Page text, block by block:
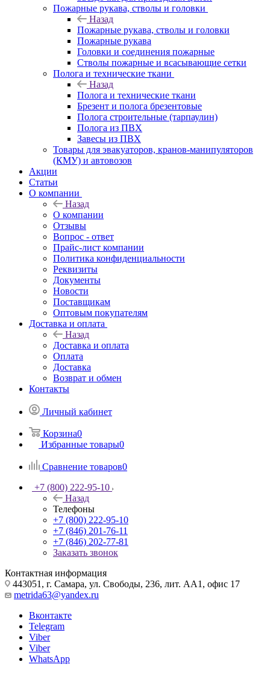
Пожарные рукава, стволы и головки
Назад
Пожарные рукава, стволы и головки
Пожарные рукава
Головки и соединения пожарные
Стволы пожарные и всасывающие сетки
Полога и технические ткани
Назад
Полога и технические ткани
Брезент и полога брезентовые
Полога строительные (тарпаулин)
Полога из ПВХ
Завесы из ПВХ
Товары для эвакуаторов, кранов-манипуляторов
(КМУ) и автовозов
Акции
Статьи
О компании
Назад
О компании
Отзывы
Вопрос - ответ
Прайс-лист компании
Политика конфиденциальности
Реквизиты
Документы
Новости
Поставщикам
Оптовым покупателям
Доставка и оплата
Назад
Доставка и оплата
Оплата
Доставка
Возврат и обмен
Контакты
Личный кабинет
Корзина0
Избранные товары0
Сравнение товаров0
+7 (800) 222-95-10
Назад
Телефоны
+7 (800) 222-95-10
+7 (846) 201-76-11
+7 (846) 202-77-81
Заказать звонок
Контактная информация
443051, г. Самара, ул. Свободы, 236, лит. АА1, офис 17
metrida63@yandex.ru
Вконтакте
Telegram
Viber
Viber
WhatsApp